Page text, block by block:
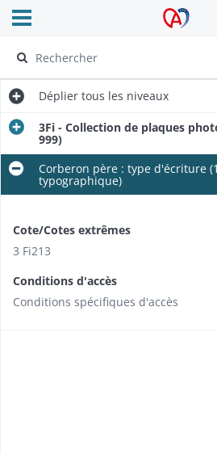
Archives Alsace -
Ouvrir le menu déroulant
Déplier tous les niveaux
3Fi - Collection de plaques
999)
Corberon père : type d'écriture
typographique)
Cote/Cotes extrêmes
3 Fi213
Conditions d'accès
Conditions spécifiques d'accès